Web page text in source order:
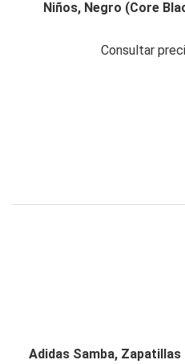
Niños, Negro (Core
Consultar
Adidas Samba,